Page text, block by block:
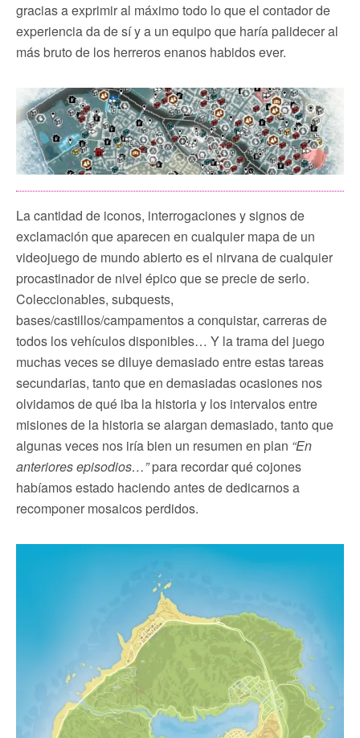
gracias a exprimir al máximo todo lo que el contador de
experiencia da de sí y a un equipo que haría palidecer al
más bruto de los herreros enanos habidos ever.
La cantidad de iconos, interrogaciones y signos de
exclamación que aparecen en cualquier mapa de un
videojuego de mundo abierto es el nirvana de cualquier
procastinador de nivel épico que se precie de serlo.
Coleccionables, subquests,
bases/castillos/campamentos a conquistar, carreras de
todos los vehículos disponibles… Y la trama del juego
muchas veces se diluye demasiado entre estas tareas
secundarias, tanto que en demasiadas ocasiones nos
olvidamos de qué iba la historia y los intervalos entre
misiones de la historia se alargan demasiado, tanto que
algunas veces nos iría bien un resumen en plan “En
anteriores episodios…”para recordar qué cojones
habíamos estado haciendo antes de dedicarnos a
recomponer mosaicos perdidos.